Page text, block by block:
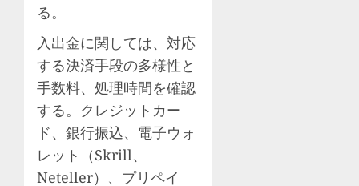
る。
入出金に関しては、対応
する決済手段の多様性と
手数料、処理時間を確認
する。クレジットカー
ド、銀行振込、電子ウォ
レット（Skrill、
Neteller）、プリペイ